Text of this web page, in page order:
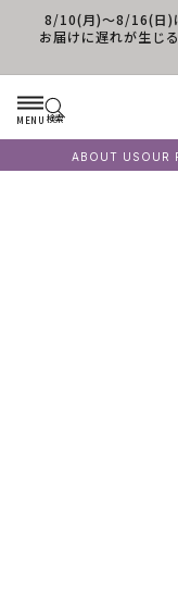
コンテンツに進む
8/10(月)～8/16(日)
お届けに遅れが生じ
MENU 検索
ABOUT US OUR